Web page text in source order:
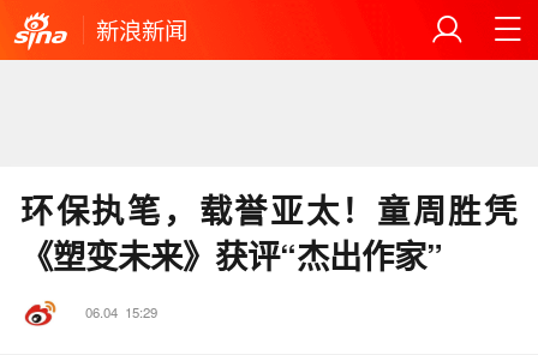
新浪新闻
环保执笔，载誉亚太！童周胜凭
《塑变未来》获评“杰出作家”
06.04 15:29